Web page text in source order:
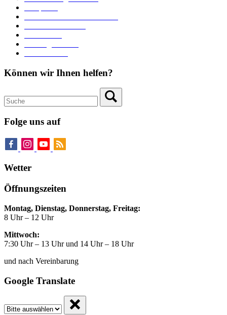
Können wir Ihnen helfen?
Folge uns auf
Wetter
Öffnungszeiten
Montag, Dienstag, Donnerstag, Freitag:
8 Uhr – 12 Uhr
Mittwoch:
7:30 Uhr – 13 Uhr und 14 Uhr – 18 Uhr
und nach Vereinbarung
Google Translate